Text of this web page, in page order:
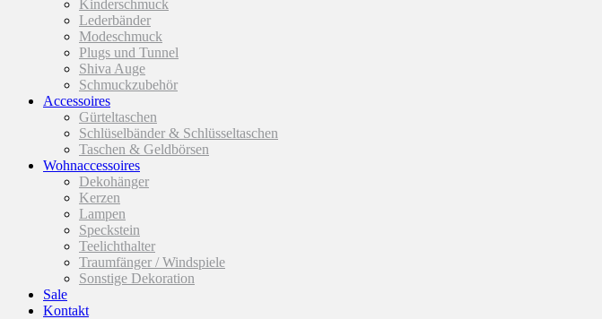
Kinderschmuck
Lederbänder
Modeschmuck
Plugs und Tunnel
Shiva Auge
Schmuckzubehör
Accessoires
Gürteltaschen
Schlüselbänder & Schlüsseltaschen
Taschen & Geldbörsen
Wohnaccessoires
Dekohänger
Kerzen
Lampen
Speckstein
Teelichthalter
Traumfänger / Windspiele
Sonstige Dekoration
Sale
Kontakt